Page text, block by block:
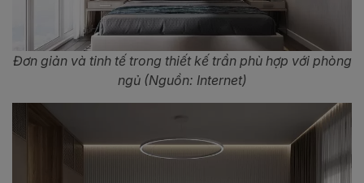
Đơn giản và tinh tế trong thiết kế trần phù hợp với phòng
ngủ (Nguồn: Internet)